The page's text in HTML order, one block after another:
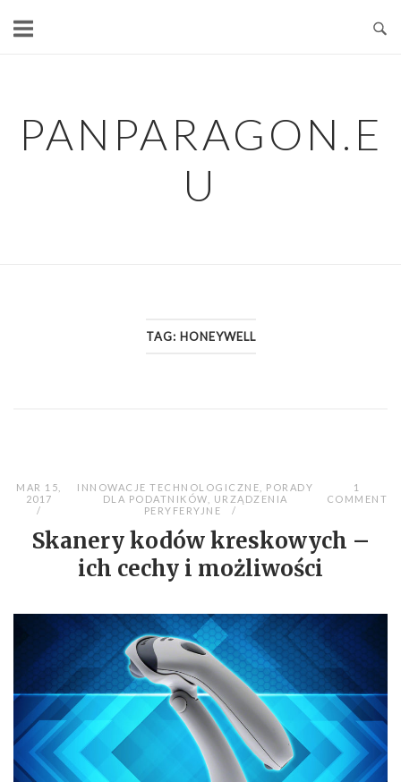
PANPARAGON.E
U
TAG: HONEYWELL
MAR 15,
2017
INNOWACJE TECHNOLOGICZNE
PORADY
DLA PODATNIKÓW
URZĄDZENIA
PERYFERYJNE
1
COMMENT
Skanery kodów kreskowych –
ich cechy i możliwości